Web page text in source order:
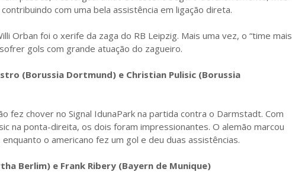
com uma bela assistência em ligação direta.
Orban foi o xerife da zaga do RB Leipzig. Mais uma vez, o “time mais
gols com grande atuação do zagueiro.
(Borussia Dortmund) e Christian Pulisic (Borussia
fez chover no Signal IdunaPark na partida contra o Darmstadt. Com
na ponta-direita, os dois foram impressionantes. O alemão marcou
o americano fez um gol e deu duas assistências.
Berlim) e Frank Ribery (Bayern de Munique)